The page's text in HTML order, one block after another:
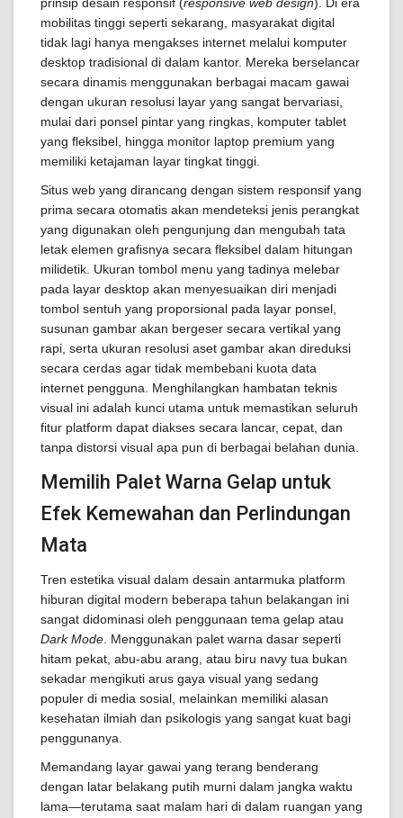
mobilitas tinggi seperti sekarang, masyarakat digital
tidak lagi hanya mengakses internet melalui komputer
desktop tradisional di dalam kantor. Mereka berselancar
secara dinamis menggunakan berbagai macam gawai
dengan ukuran resolusi layar yang sangat bervariasi,
mulai dari ponsel pintar yang ringkas, komputer tablet
yang fleksibel, hingga monitor laptop premium yang
memiliki ketajaman layar tingkat tinggi.
Situs web yang dirancang dengan sistem responsif yang
prima secara otomatis akan mendeteksi jenis perangkat
yang digunakan oleh pengunjung dan mengubah tata
letak elemen grafisnya secara fleksibel dalam hitungan
milidetik. Ukuran tombol menu yang tadinya melebar
pada layar desktop akan menyesuaikan diri menjadi
tombol sentuh yang proporsional pada layar ponsel,
susunan gambar akan bergeser secara vertikal yang
rapi, serta ukuran resolusi aset gambar akan direduksi
secara cerdas agar tidak membebani kuota data
internet pengguna. Menghilangkan hambatan teknis
visual ini adalah kunci utama untuk memastikan seluruh
fitur platform dapat diakses secara lancar, cepat, dan
tanpa distorsi visual apa pun di berbagai belahan dunia.
Memilih Palet Warna Gelap untuk
Efek Kemewahan dan Perlindungan
Mata
Tren estetika visual dalam desain antarmuka platform
hiburan digital modern beberapa tahun belakangan ini
sangat didominasi oleh penggunaan tema gelap atau
Dark Mode . Menggunakan palet warna dasar seperti
hitam pekat, abu-abu arang, atau biru navy tua bukan
sekadar mengikuti arus gaya visual yang sedang
populer di media sosial, melainkan memiliki alasan
kesehatan ilmiah dan psikologis yang sangat kuat bagi
penggunanya.
Memandang layar gawai yang terang benderang
dengan latar belakang putih murni dalam jangka waktu
lama—terutama saat malam hari di dalam ruangan yang